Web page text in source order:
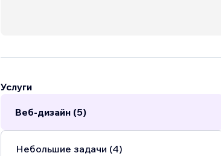
Услуги
Веб-дизайн (5)
Небольшие задачи (4)